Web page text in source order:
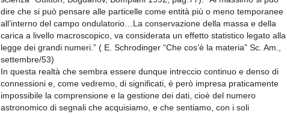
dire che si può pensare alle particelle come entità più o meno temporanee
all’interno del campo ondulatorio…La conservazione della massa e della
carica a livello macroscopico, va considerata un effetto statistico legato alla
legge dei grandi numeri.” ( E. Schrodinger “Che cos’è la materia” Sc. Am.,
settembre/53)
In questa realtà che sembra essere dunque intreccio continuo e denso di
connessioni e, come vedremo, di significati, è però impresa praticamente
impossibile la comprensione e la gestione dei dati, cioè del numero
astronomico di segnali che acquisiamo, e che sentiamo, con i soli